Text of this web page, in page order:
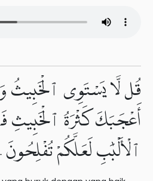
قُل لَّا يَسْتَوِى ٱلْخَبِيثُ
أَعْجَبَكَ كَثْرَةُ ٱلْخَبِيثِ
ٱلْأَلْبَٰبِ لَعَلَّكُمْ تُفْلِحُونَ ١٠٠